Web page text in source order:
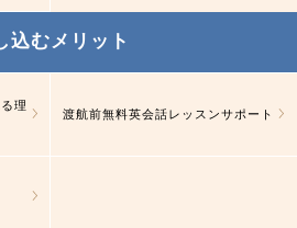
込むメリット
理
渡航前無料英会話レッスンサポート